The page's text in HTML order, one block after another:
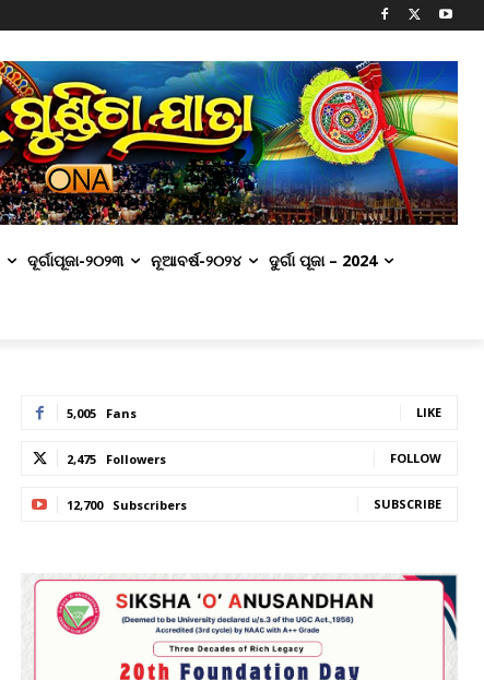
ଦୂର୍ଗାପୂଜା-୨୦୨୩ ନୂଆବର୍ଷ-୨୦୨୪ ଦୁର୍ଗା ପୂଜା – 2024
5,005 Fans LIKE
2,475 Followers FOLLOW
12,700 Subscribers SUBSCRIBE